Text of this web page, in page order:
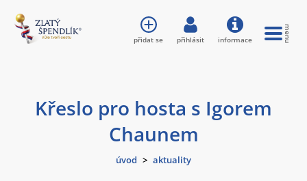
Křeslo pro hosta s Igorem
Chaunem
úvod > aktuality
přidat se přihlásit informace